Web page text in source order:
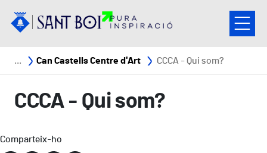
Fil d'ariadna
Can Castells Centre d'Art CCCA - Qui som?
CCCA - Qui som?
Comparteix-ho